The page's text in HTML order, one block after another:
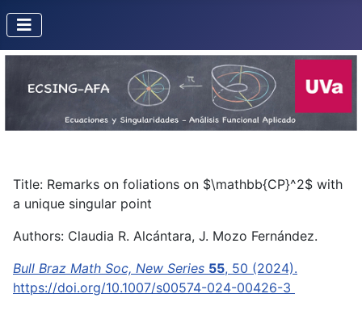
Title: Remarks on foliations on $\mathbb{CP}^2$ with
a unique singular point
Authors: Claudia R. Alcántara, J. Mozo Fernández.
Bull Braz Math Soc, New Series 55, 50 (2024).
https://doi.org/10.1007/s00574-024-00426-3